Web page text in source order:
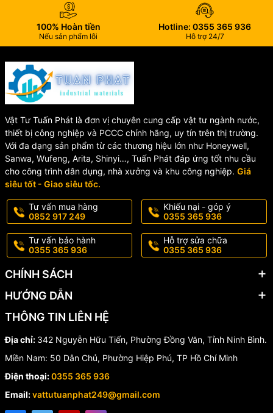
100% Hoàn tiền
Nếu sản phẩm lỗi
Hotline: 0355 365 936
Hỗ trợ 24/7
Vật Tư Tuấn Phát là đơn vị chuyên cung cấp vật tư ngành nước,
thiết bị công nghiệp và PCCC chính hãng, uy tín trên thị trường.
Với đa dạng sản phẩm từ các thương hiệu lớn như Honeywell,
Sanwa, Wufeng, Arita, Shinyi…, Tuấn Phát đáp ứng tốt nhu cầu
cho công trình dân dụng, nhà xưởng và khu công nghiệp. Giá
siêu tốt - Giao siêu tốc.
Tư vấn mua hàng
0852 917 249
Khiếu nại - góp ý
0355 365 936
Tư vấn bảo hành
0355 365 936
Hỗ trợ sửa chữa
0355 365 936
CHÍNH SÁCH
HƯỚNG DẪN
THÔNG TIN LIÊN HỆ
Địa chỉ: 342 Nguyễn Hữu Tiến, Phường Đồng Văn, Tỉnh Ninh Bình.
Miền Nam: 50 Dân Chủ, Phường Hiệp Phú, TP Hồ Chí Minh
Điện thoại:0355 365 936
Email:vattutuanphat249@gmail.com